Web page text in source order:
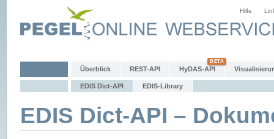
Hilfe
Überblick REST-API HyDAS-API
EDIS Dict-API EDIS-Library
EDIS Dict-API –